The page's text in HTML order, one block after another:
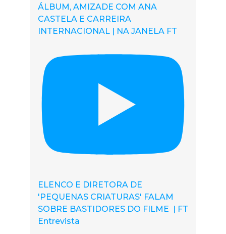
ÁLBUM, AMIZADE COM ANA
CASTELA E CARREIRA
INTERNACIONAL | NA JANELA FT
ELENCO E DIRETORA DE
'PEQUENAS CRIATURAS' FALAM
SOBRE BASTIDORES DO FILME | FT
Entrevista